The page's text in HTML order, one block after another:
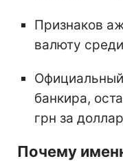
Признаков
валюту
банкира,
грн за
Почему